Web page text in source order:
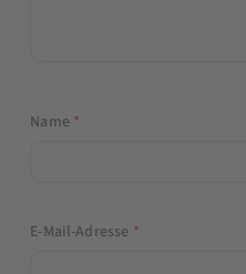
Name *
E-Mail-Adresse *